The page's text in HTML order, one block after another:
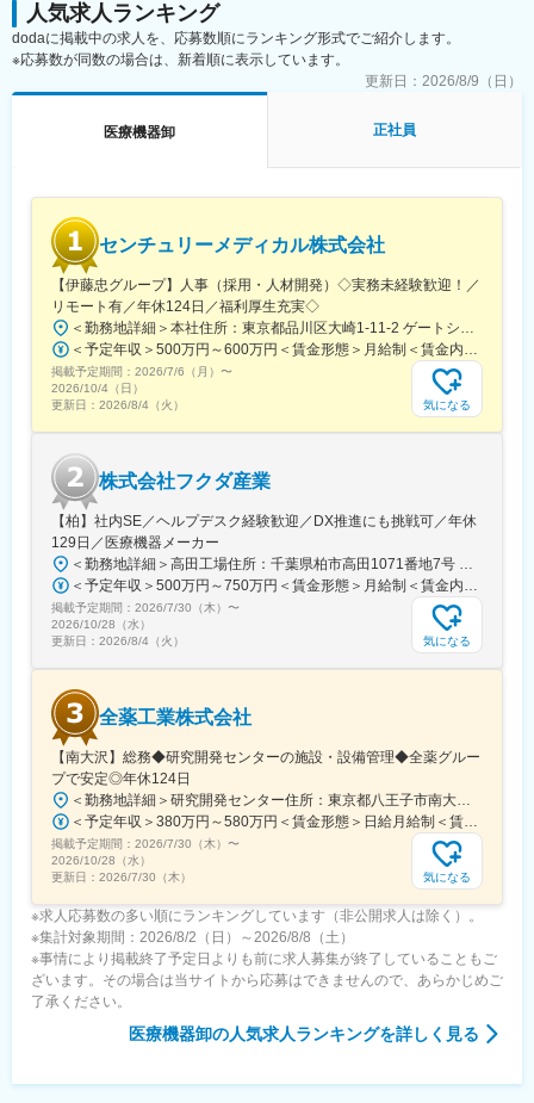
■一日の流れ（一例）：
【日中】
まずは納品する医療機器の検品や仕訳作業を行います。完了後、
病院へ訪問し、現場との情報交換や提案活動を行います。また、
場での機器の安定供給を実現させます。※一日の訪問件数は2～3
■研修・教育：
中途入社者向けの全体研修に加え、現場で勉強を行うOJTなどの
教育体制が整っており、着実に知識・スキルを高めていただけま
す。入社後いきなり担当を持つことはございませんので、実務未
経験の方でもご安心ください。
■テスコ社について：
1973年の設立以降、 医療機器商社として成長してきた同社。
業）の子会社に移行。以来、東北地域の医療へ大きく貢献し続け
ております。
★ウイン・パートナーズについて：https://www.win-
partners.co.jp/video/recruit2026.mp4
変更の範囲：会社の定める業務
人気求人ランキング
dodaに掲載中の求人を、応募数順にランキング形式でご紹介します。
※応募数が同数の場合は、新着順に表示しています。
更新日： 2026/8/9（日）
医療機器卸 正社員
センチュリーメディカル株式会社
【伊藤忠グループ】人事（採用・人材開発）◇実務未経験歓迎！／
リモート有／年休124日／福利厚生充実◇
＜勤務地詳細＞本社住所：東京都品川区大崎1-11-2 ゲートシティ大崎イーストタワー22Ｆ勤務地最寄駅：JR山手線／大崎駅受動喫煙対策：屋内全面禁煙変更の範囲：会社の定める事業所（リモートワーク含む）
＜予定年収＞500万円～600万円＜賃金形態＞月給制＜賃金内訳＞月額（基本給）：300,000円～350,000円＜月給＞300,000円～350,000円＜昇給有無＞有＜残業手当＞有＜給与補足＞上記年収は、あくまで目安であり、前職・経験を考慮し検討させて頂きます。■昇給：あり■賞与：あり※会社業績と個人業績に応じて算定されます。賃金はあくまでも目安の金額であり、選考を通じて上下する可能性があります。月給(月額)は固定手当を含めた表記です。
掲載予定期間： 2026/7/6（月） 〜
2026/10/4（日）
更新日： 2026/8/4（火） 気になる
株式会社フクダ産業
【柏】社内SE／ヘルプデスク経験歓迎／DX推進にも挑戦可／年休
129日／医療機器メーカー
＜勤務地詳細＞高田工場住所：千葉県柏市高田1071番地7号 勤務地最寄駅：つくばエクスプレス線／柏の葉キャンパス駅受動喫煙対策：屋内全面禁煙変更の範囲：【変更の範囲：流山本社および高田工場】
＜予定年収＞500万円～750万円＜賃金形態＞月給制＜賃金内訳＞月額（基本給）：300,000円～430,000円＜月給＞300,000円～430,000円＜昇給有無＞有＜残業手当＞有＜給与補足＞※経験・スキルを考慮の上決定いたします。■賞与：年2回（7月・12月）※昨年実績4.2ヶ月■昇給：年1回（1月）■モデル年収：・年収580万円 主任（月給34万円×12ヶ月＋諸手当）・年収820万円 課長（月給48万円×12ヶ月＋諸手当）賃金はあくまでも目安の金額であり、選考を通じて上下する可能性があります。月給(月額)は固定手当を含めた表記です。
掲載予定期間： 2026/7/30（木） 〜
2026/10/28（水）
更新日： 2026/8/4（火） 気になる
全薬工業株式会社
【南大沢】総務◆研究開発センターの施設・設備管理◆全薬グルー
プで安定◎年休124日
＜勤務地詳細＞研究開発センター住所：東京都八王子市南大沢四丁目７－１ 勤務地最寄駅：京王相模原線／南大沢駅受動喫煙対策：屋内全面禁煙変更の範囲：会社の定める事業所
＜予定年収＞380万円～580万円＜賃金形態＞日給月給制＜賃金内訳＞月額（基本給）：243,000円～370,000円/月20日間勤務想定＜想定月額＞243,000円～370,000円＜昇給有無＞有＜残業手当＞有＜給与補足＞※経験やスキルを考慮して決定します。■昇給：年1回■賞与：年2回(7月、12月)賃金はあくまでも目安の金額であり、選考を通じて上下する可能性があります。月給(月額)は固定手当を含めた表記です。
掲載予定期間： 2026/7/30（木） 〜
2026/10/28（水）
更新日： 2026/7/30（木） 気になる
※求人応募数の多い順にランキングしています（非公開求人は除く）。
※集計対象期間：2026/8/2（日）～2026/8/8（土）
※事情により掲載終了予定日よりも前に求人募集が終了していることもご
ざいます。その場合は当サイトから応募はできませんので、あらかじめご
了承ください。
医療機器卸の人気求人ランキングを詳しく見る